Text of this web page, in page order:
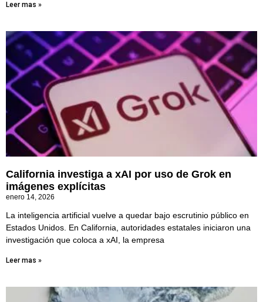
Leer mas »
California investiga a xAI por uso de Grok en
imágenes explícitas
enero 14, 2026
La inteligencia artificial vuelve a quedar bajo escrutinio público en
Estados Unidos. En California, autoridades estatales iniciaron una
investigación que coloca a xAI, la empresa
Leer mas »